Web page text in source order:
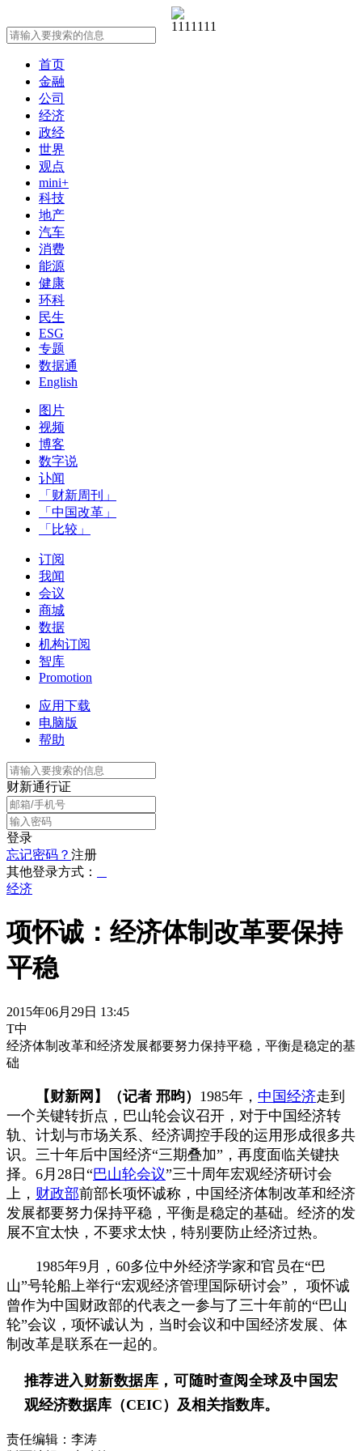
首页
金融
公司
经济
政经
世界
观点
mini+
科技
地产
汽车
消费
能源
健康
环科
民生
ESG
专题
数据通
English
图片
视频
博客
数字说
讣闻
「财新周刊」
「中国改革」
「比较」
订阅
我闻
会议
商城
数据
机构订阅
智库
Promotion
应用下载
电脑版
帮助
财新通行证
登录
忘记密码？ 注册
其他登录方式：
经济
项怀诚：经济体制改革要保持
平稳
2015年06月29日 13:45
T中
经济体制改革和经济发展都要努力保持平稳，平衡是稳定的基
础
【财新网】（记者 邢昀） 1985年， 中国经济走到
一个关键转折点，巴山轮会议召开，对于中国经济转
轨、计划与市场关系、经济调控手段的运用形成很多共
识。三十年后中国经济“三期叠加”，再度面临关键抉
择。6月28日“巴山轮会议”三十周年宏观经济研讨会
上， 财政部前部长项怀诚称，中国经济体制改革和经济
发展都要努力保持平稳，平衡是稳定的基础。经济的发
展不宜太快，不要求太快，特别要防止经济过热。
1985年9月，60多位中外经济学家和官员在“巴
山”号轮船上举行“宏观经济管理国际研讨会”， 项怀诚
曾作为中国财政部的代表之一参与了三十年前的“巴山
轮”会议，项怀诚认为，当时会议和中国经济发展、体
制改革是联系在一起的。
推荐进入 财新数据库 ，可随时查阅全球及中国宏
观经济数据库（CEIC）及相关指数库。
责任编辑：李涛